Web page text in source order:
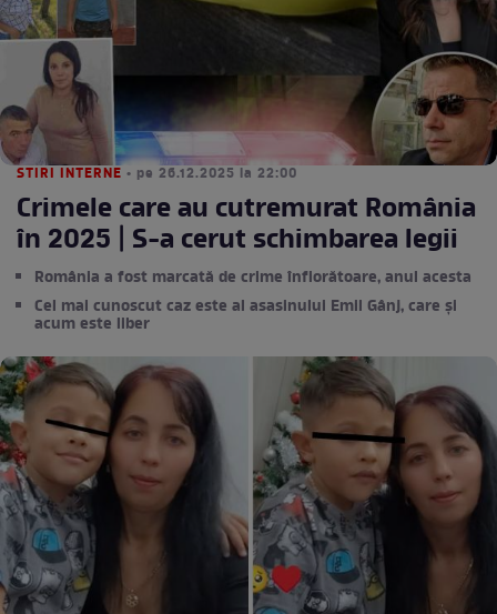
STIRI INTERNE • pe 26.12.2025 la 22:00
Crimele care au cutremurat România
în 2025 | S-a cerut schimbarea legii
România a fost marcată de crime înfiorătoare, anul acesta
Cel mai cunoscut caz este al asasinului Emil Gânj, care și
acum este liber